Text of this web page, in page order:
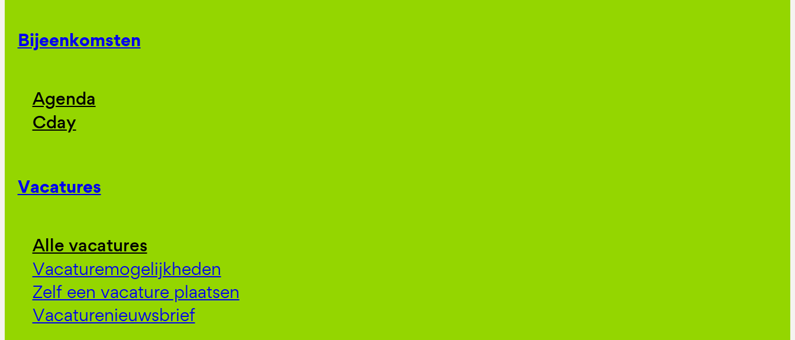
Bijeenkomsten
Agenda
Cday
Vacatures
Alle vacatures
Vacaturemogelijkheden
Zelf een vacature plaatsen
Vacaturenieuwsbrief